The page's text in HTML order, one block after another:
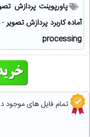
پاورپوینت پردازش
آماده کاربرد پردازش تصویر-
processing
تمام فایل های موجود